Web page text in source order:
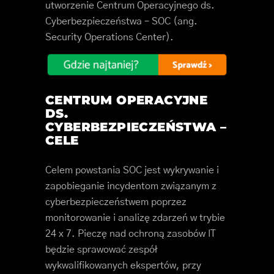
utworzenie Centrum Operacyjnego ds.
Cyberbezpieczeństwa – SOC (ang.
Security Operations Center).
CENTRUM OPERACYJNE
DS.
CYBERBEZPIECZEŃSTWA –
CELE
Celem powstania SOC jest wykrywanie i
zapobieganie incydentom związanym z
cyberbezpieczeństwem poprzez
monitorowanie i analizę zdarzeń w trybie
24 x 7. Pieczę nad ochroną zasobów IT
będzie sprawować zespół
wykwalifikowanych ekspertów, przy